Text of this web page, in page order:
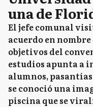
una de
El jefe comunal
acuerdo en nombre
objetivos del
estudios apunta a
alumnos,
se conoció una
piscina que se